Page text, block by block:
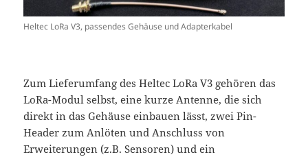
Heltec LoRa V3, passendes Gehäuse und Adapterkabel
Zum Lieferumfang des Heltec LoRa V3 gehören das
LoRa-Modul selbst, eine kurze Antenne, die sich
direkt in das Gehäuse einbauen lässt, zwei Pin-
Header zum Anlöten und Anschluss von
Erweiterungen (z.B. Sensoren) und ein